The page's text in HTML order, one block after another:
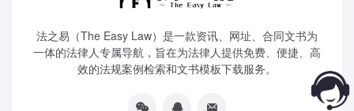
法之易（The Easy Law）是一款资讯、网址、合同文书为
一体的法律人专属导航，旨在为法律人提供免费、便捷、高
效的法规案例检索和文书模板下载服务。